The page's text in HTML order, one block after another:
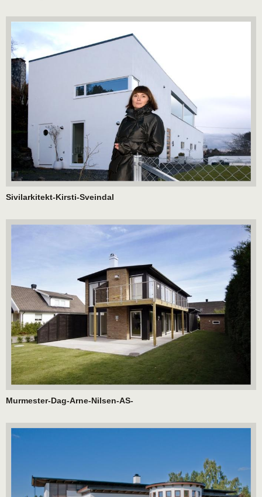
Sivilarkitekt-Kirsti-Sveindal
Murmester-Dag-Arne-Nilsen-AS-